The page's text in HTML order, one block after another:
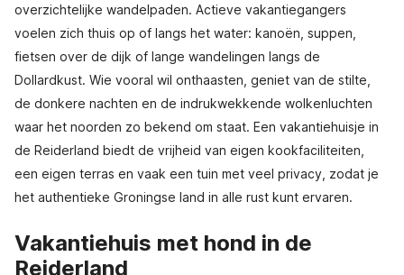
overzichtelijke wandelpaden. Actieve vakantiegangers
voelen zich thuis op of langs het water: kanoën, suppen,
fietsen over de dijk of lange wandelingen langs de
Dollardkust. Wie vooral wil onthaasten, geniet van de stilte,
de donkere nachten en de indrukwekkende wolkenluchten
waar het noorden zo bekend om staat. Een vakantiehuisje in
de Reiderland biedt de vrijheid van eigen kookfaciliteiten,
een eigen terras en vaak een tuin met veel privacy, zodat je
het authentieke Groningse land in alle rust kunt ervaren.
Vakantiehuis met hond in de
Reiderland